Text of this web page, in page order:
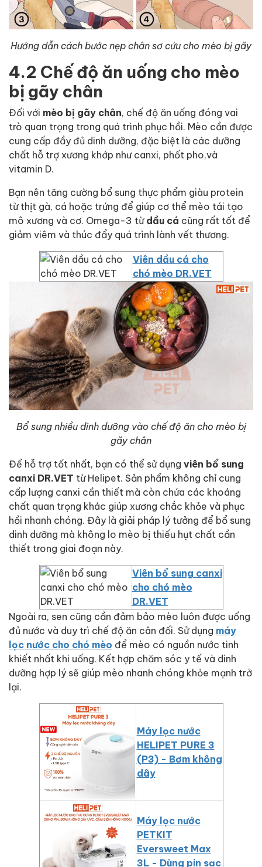
Hướng dẫn cách bước nẹp chân sơ cứu cho mèo bị gãy
4.2 Chế độ ăn uống cho mèo
bị gãy chân
Đối với mèo bị gãy chân , chế độ ăn uống đóng vai
trò quan trọng trong quá trình phục hồi. Mèo cần được
cung cấp đầy đủ dinh dưỡng, đặc biệt là các dưỡng
chất hỗ trợ xương khớp như canxi, phốt pho,và
vitamin D.
Bạn nên tăng cường bổ sung thực phẩm giàu protein
từ thịt gà, cá hoặc trứng để giúp cơ thể mèo tái tạo
mô xương và cơ. Omega-3 từdầu cá cũng rất tốt để
giảm viêm và thúc đẩy quá trình lành vết thương.
Viên dầu cá cho
chó mèo DR.VET
Bổ sung nhiều dinh dưỡng vào chế độ ăn cho mèo bị
gãy chân
Để hỗ trợ tốt nhất, bạn có thể sử dụng viên bổ sung
canxi DR.VET từ Helipet. Sản phẩm không chỉ cung
cấp lượng canxi cần thiết mà còn chứa các khoáng
chất quan trọng khác giúp xương chắc khỏe và phục
hồi nhanh chóng. Đây là giải pháp lý tưởng để bổ sung
dinh dưỡng mà không lo mèo bị thiếu hụt chất cần
thiết trong giai đoạn này.
Viên bổ sung canxi
cho chó mèo
DR.VET
Ngoài ra, sen cũng cần đảm bảo mèo luôn được uống
đủ nước và duy trì chế độ ăn cân đối. Sử dụng máy
lọc nước cho chó mèo để mèo có nguồn nước tinh
khiết nhất khi uống. Kết hợp chăm sóc y tế và dinh
dưỡng hợp lý sẽ giúp mèo nhanh chóng khỏe mạnh trở
lại.
Máy lọc nước
HELIPET PURE 3
(P3) - Bơm không
dây
Máy lọc nước
PETKIT
Eversweet Max
3L - Dùng pin sạc